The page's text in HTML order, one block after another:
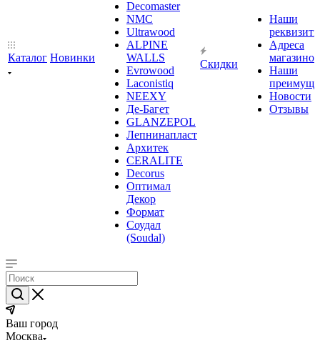
Каталог Новинки
Decomaster
NMС
Ultrawood
ALPINE
WALLS
Evrowood
Laconistiq
NEEXY
Де-Багет
GLANZEPOL
Лепнинапласт
Архитек
CERALITE
Decorus
Оптимал
Декор
Формат
Соудал
(Soudal)
Скидки
Наши
Адреса
магазинов
Наши
Новости
Отзывы
Ваш город
Москва